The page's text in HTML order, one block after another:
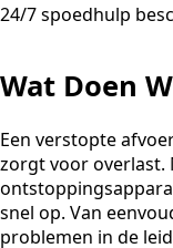
24/7 spoedhulp
Wat Doen
Een verstopte
zorgt voor overlast.
snel op. Van
problemen in de